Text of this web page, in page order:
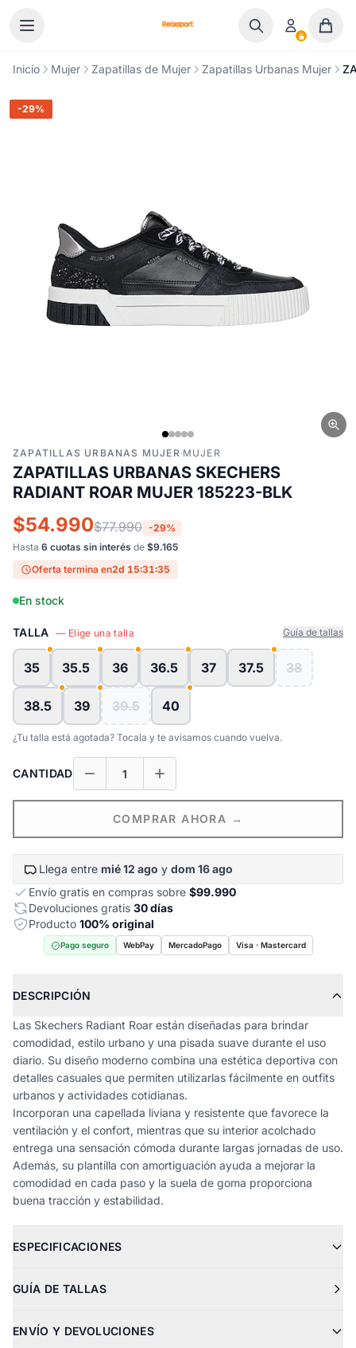
Inicio Mujer Zapatillas de Mujer Zapatillas Urbanas Mujer
-29%
ZAPATILLAS URBANAS MUJER·MUJER
ZAPATILLAS URBANAS SKECHERS
RADIANT ROAR MUJER 185223-BLK
$54.990$77.990 -29%
Hasta 6 cuotas sin interés de $9.165
Oferta termina en2d 15:31:34
En stock
TALLA — Elige una talla Guía de tallas
35 35.5 36 36.5 37 37.5 38
38.5 39 39.5 40
¿Tu talla está agotada? Tocala y te avisamos cuando vuelva.
CANTIDAD
COMPRAR AHORA →
Llega entre mié 12 ago y dom 16 ago
Envío gratis en compras sobre $99.990
Devoluciones gratis 30 días
Producto 100% original
Pago seguro WebPay MercadoPago Visa · Mastercard
DESCRIPCIÓN
Las Skechers Radiant Roar están diseñadas para brindar
comodidad, estilo urbano y una pisada suave durante el uso
diario. Su diseño moderno combina una estética deportiva con
detalles casuales que permiten utilizarlas fácilmente en outfits
urbanos y actividades cotidianas.
Incorporan una capellada liviana y resistente que favorece la
ventilación y el confort, mientras que su interior acolchado
entrega una sensación cómoda durante largas jornadas de uso.
Además, su plantilla con amortiguación ayuda a mejorar la
comodidad en cada paso y la suela de goma proporciona
buena tracción y estabilidad.
ESPECIFICACIONES
GUÍA DE TALLAS
ENVÍO Y DEVOLUCIONES